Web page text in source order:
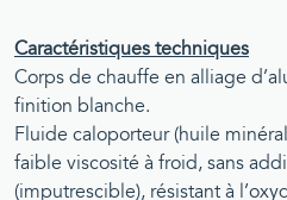
Caractéristiques techniques
Corps de chauffe en alliage
finition blanche.
Fluide caloporteur (huile
faible viscosité à froid, sans
(imputrescible), résistant à